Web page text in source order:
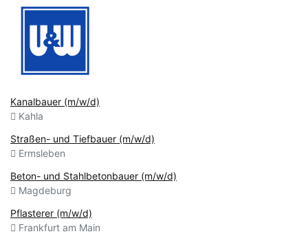
Kanalbauer (m/w/d)
Kahla
Straßen- und Tiefbauer (m/w/d)
Ermsleben
Beton- und Stahlbetonbauer (m/w/d)
Magdeburg
Pflasterer (m/w/d)
Frankfurt am Main